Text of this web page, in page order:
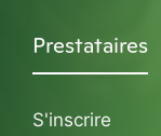
Prestataires
S'inscrire